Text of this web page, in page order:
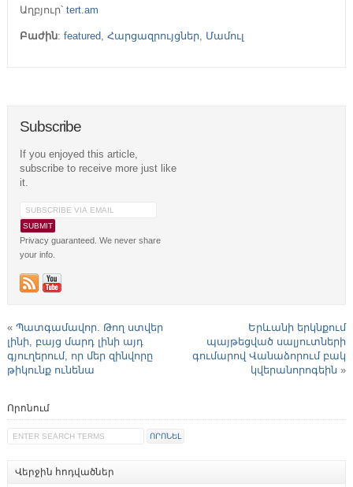
Աղբյուր՝ tert.am
Բաժին: featured, Հարցազրույցներ, Մամուլ
Subscribe
If you enjoyed this article,
subscribe to receive more just like
it.
Privacy guaranteed. We never share
your info.
« Պատգամավոր. Թող ստվեր
լինի, բայց մարդ լինի այդ
գյուղերում, որ մեր զինվորը
թիկունք ունենա
Երևանի երկնքում
պայթեցված սալյուտների
գումարով Վանաձորում բակ
կվերանորոգեին »
Որոնում
Վերջին հոդվածներ